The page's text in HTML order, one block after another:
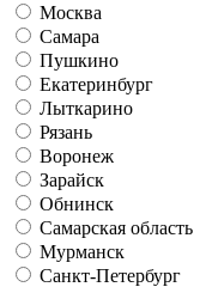
Москва
Самара
Пушкино
Екатеринбург
Лыткарино
Рязань
Воронеж
Зарайск
Обнинск
Самарская область
Мурманск
Санкт-Петербург